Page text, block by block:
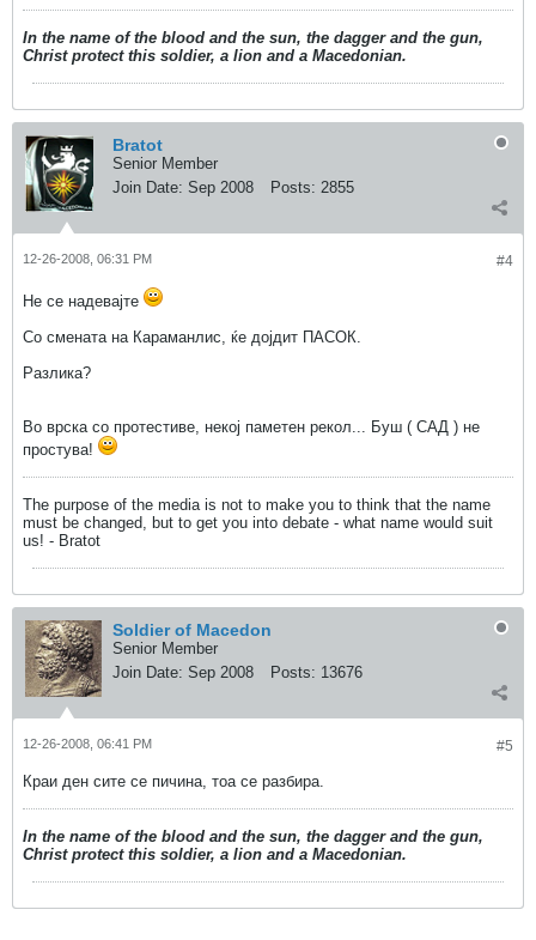
In the name of the blood and the sun, the dagger and the gun,
Christ protect this soldier, a lion and a Macedonian.
Bratot
Senior Member
Join Date: Sep 2008 Posts: 2855
#4
12-26-2008, 06:31 PM
Не се надевајте
Со смената на Караманлис, ќе дојдит ПАСОК.
Разлика?
Во врска со протестиве, некој паметен рекол... Буш ( САД ) не
простува!
The purpose of the media is not to make you to think that the name
must be changed, but to get you into debate - what name would suit
us! - Bratot
Soldier of Macedon
Senior Member
Join Date: Sep 2008 Posts: 13676
#5
12-26-2008, 06:41 PM
Краи ден сите се пичина, тоа се разбира.
In the name of the blood and the sun, the dagger and the gun,
Christ protect this soldier, a lion and a Macedonian.